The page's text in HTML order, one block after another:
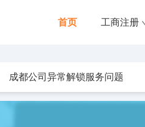
首页 工商注册
成都公司异常解锁服务问题